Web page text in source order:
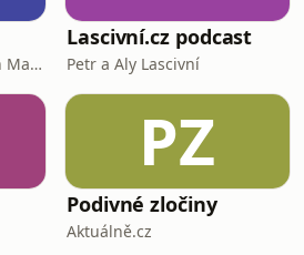
Michaela Pavlík a Dušan Majer
Lascivní.cz podcast
Petr a Aly Lascivní
PZ
Podivné zločiny
Aktuálně.cz